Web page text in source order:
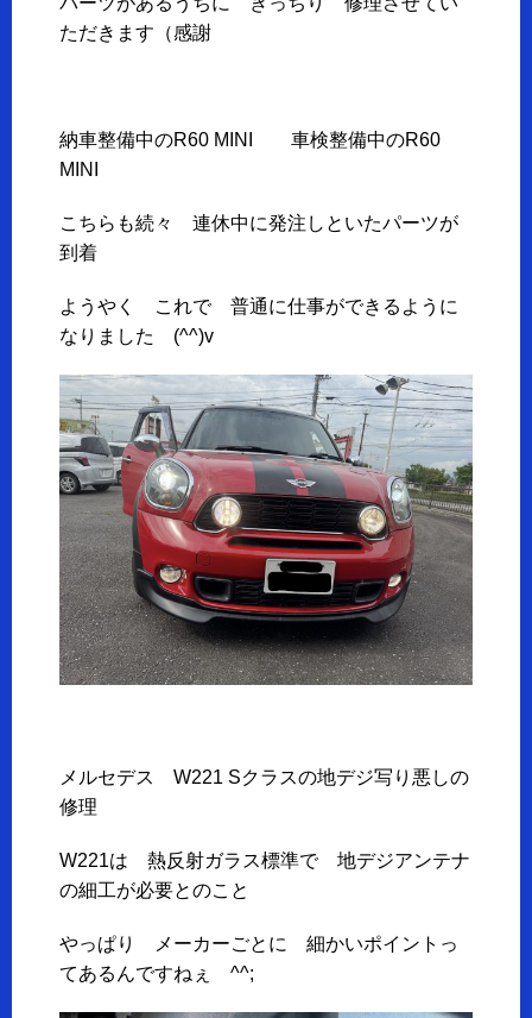
ただきます（感謝
納車整備中のR60 MINI 車検整備中のR60
MINI
こちらも続々 連休中に発注しといたパーツが
到着
ようやく これで 普通に仕事ができるように
なりました (^^)v
メルセデス W221 Sクラスの地デジ写り悪しの
修理
W221は 熱反射ガラス標準で 地デジアンテナ
の細工が必要とのこと
やっぱり メーカーごとに 細かいポイントっ
てあるんですねぇ ^^;